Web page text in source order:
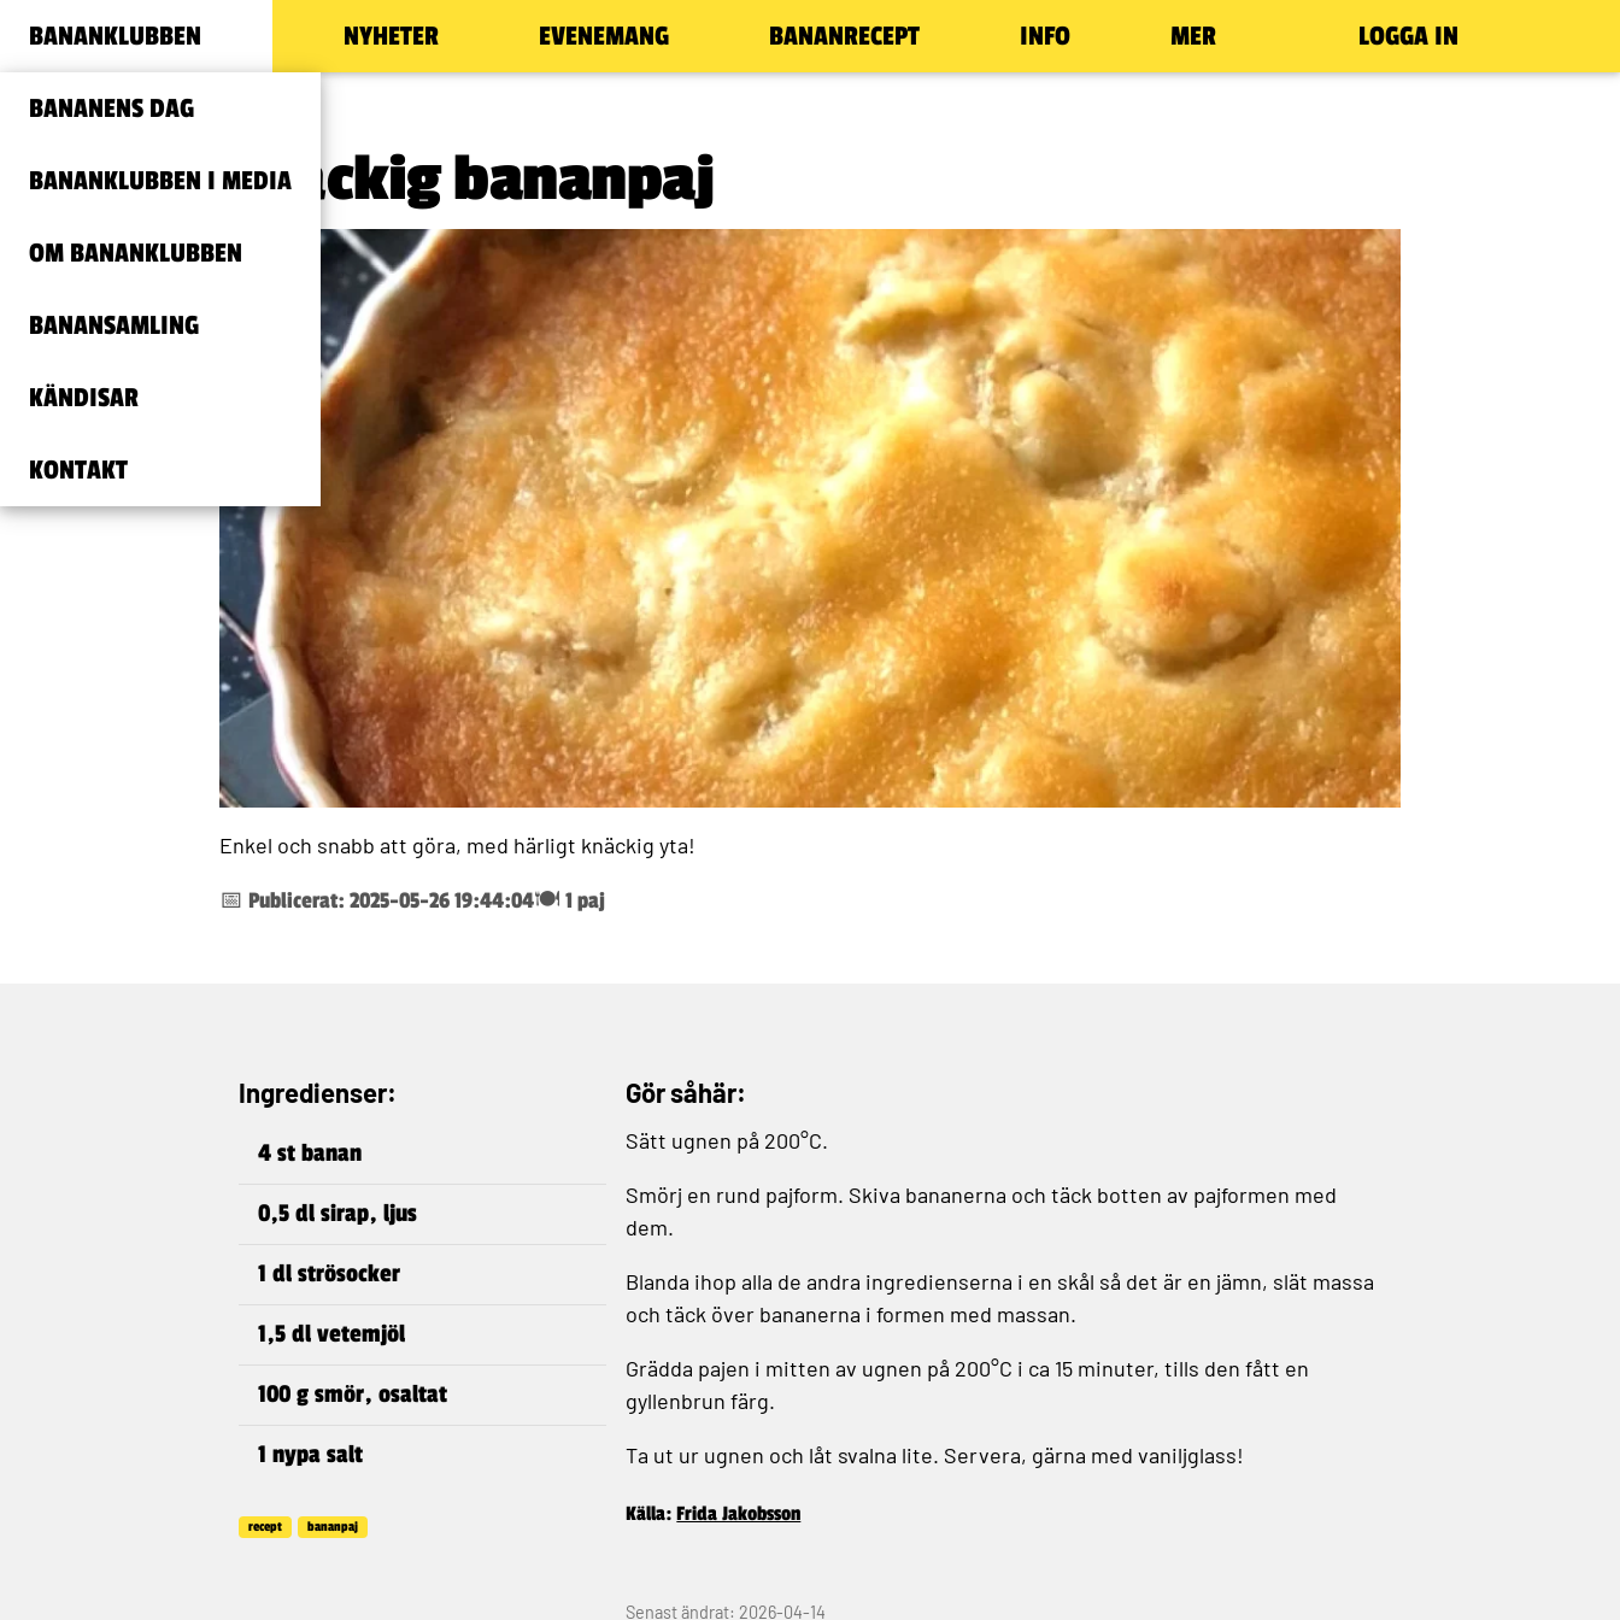
BANANKLUBBEN
BANANENS DAG
BANANKLUBBEN I MEDIA
OM BANANKLUBBEN
BANANSAMLING
KÄNDISAR
KONTAKT
NYHETER EVENEMANG BANANRECEPT INFO MER LOGGA IN
Knäckig bananpaj
Enkel och snabb att göra, med härligt knäckig yta!
📅 Publicerat: 2025-05-26 19:44:04🍽️ 1 paj
Ingredienser:
4 st banan
0,5 dl sirap, ljus
1 dl strösocker
1,5 dl vetemjöl
100 g smör, osaltat
1 nypa salt
recept bananpaj
Gör såhär:
Sätt ugnen på 200°C.
Smörj en rund pajform. Skiva bananerna och täck botten av pajformen med
dem.
Blanda ihop alla de andra ingredienserna i en skål så det är en jämn, slät massa
och täck över bananerna i formen med massan.
Grädda pajen i mitten av ugnen på 200°C i ca 15 minuter, tills den fått en
gyllenbrun färg.
Ta ut ur ugnen och låt svalna lite. Servera, gärna med vaniljglass!
Källa:Frida Jakobsson
Senast ändrat: 2026-04-14